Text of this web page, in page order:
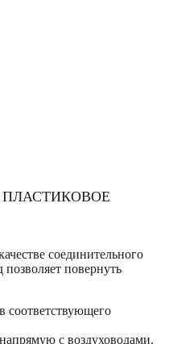
ПЛАСТИКОВОЕ
соединительного
позволяет повернуть
соответствующего
с воздуховодами.